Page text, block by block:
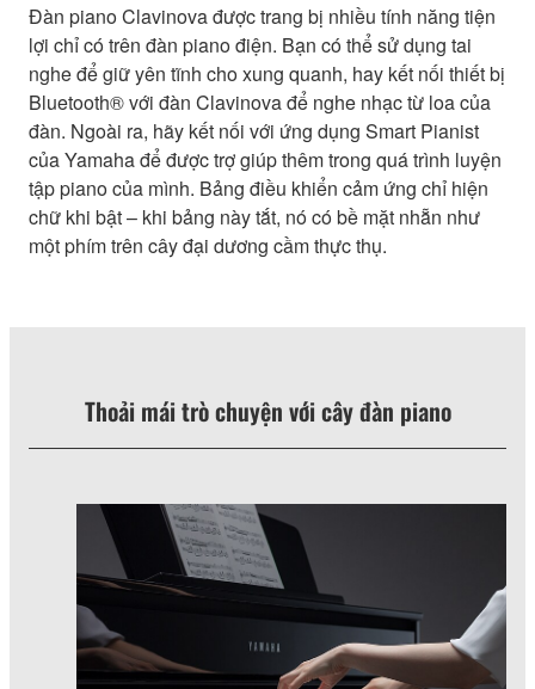
Đàn piano Clavinova được trang bị nhiều tính năng tiện
lợi chỉ có trên đàn piano điện. Bạn có thể sử dụng tai
nghe để giữ yên tĩnh cho xung quanh, hay kết nối thiết bị
Bluetooth® với đàn Clavinova để nghe nhạc từ loa của
đàn. Ngoài ra, hãy kết nối với ứng dụng Smart Pianist
của Yamaha để được trợ giúp thêm trong quá trình luyện
tập piano của mình. Bảng điều khiển cảm ứng chỉ hiện
chữ khi bật – khi bảng này tắt, nó có bề mặt nhẵn như
một phím trên cây đại dương cầm thực thụ.
Thoải mái trò chuyện với cây đàn piano